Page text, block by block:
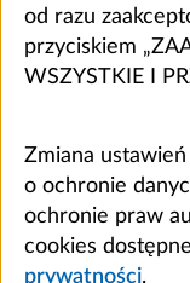
od razu
przyciskiem
WSZYSTKIE I
Zmiana
o ochronie
ochronie praw
cookies
prywatności.